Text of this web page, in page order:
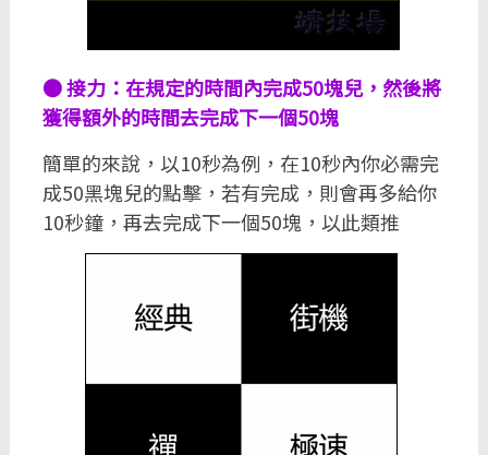
● 接力：在規定的時間內完成50塊兒，然後將
獲得額外的時間去完成下一個50塊
簡單的來說，以10秒為例，在10秒內你必需完
成50黑塊兒的點擊，若有完成，則會再多給你
10秒鐘，再去完成下一個50塊，以此類推